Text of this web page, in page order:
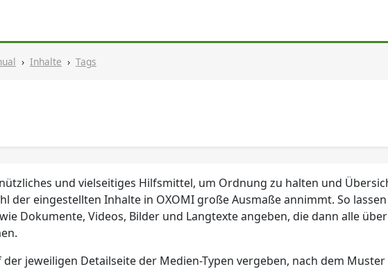
Inhalte Tags
und vielseitiges Hilfsmittel, um Ordnung zu halten und
der eingestellten Inhalte in OXOMI große Ausmaße annimmt. So
Dokumente, Videos, Bilder und Langtexte angeben, die dann alle
jeweiligen Detailseite der Medien-Typen vergeben, nach dem Muster